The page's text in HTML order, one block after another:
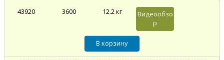
43920
3600 12.2 кг
Видеообзо
р